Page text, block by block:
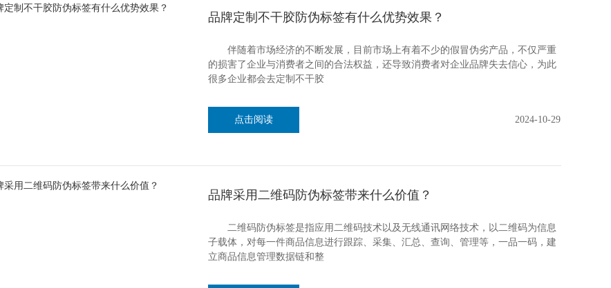
品牌定制不干胶防伪标签有什么优势效果？
伴随着市场经济的不断发展，目前市场上有着不少的假冒伪劣产品，不仅严重
的损害了企业与消费者之间的合法权益，还导致消费者对企业品牌失去信心，为此
很多企业都会去定制不干胶
点击阅读 2024-10-29
品牌采用二维码防伪标签带来什么价值？
二维码防伪标签是指应用二维码技术以及无线通讯网络技术，以二维码为信息
子载体，对每一件商品信息进行跟踪、采集、汇总、查询、管理等，一品一码，建
立商品信息管理数据链和整